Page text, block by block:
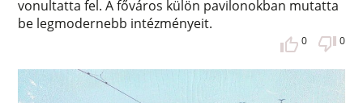
vonultatta fel. A főváros külön pavilonokban mutatta
be legmodernebb intézményeit.
0 0